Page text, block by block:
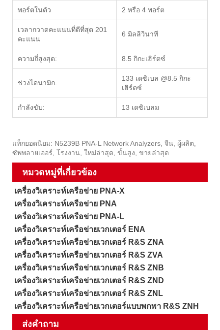
พอร์ตในตัว 2 หรือ 4 พอร์ต
เวลากวาดคะแนนที่ดีที่สุด 201
คะแนน
6 มิลลิวินาที
ความถี่สูงสุด: 8.5 กิกะเฮิร์ตซ์
ช่วงไดนามิก:
133 เดซิเบล @8.5 กิกะ
เฮิร์ตซ์
กำลังขับ: 13 เดซิเบลม
แท็กยอดนิยม: N5239B PNA-L Network Analyzers, จีน, ผู้ผลิต,
ซัพพลายเออร์, โรงงาน, ใหม่ล่าสุด, ขั้นสูง, ขายล่าสุด
หมวดหมู่ที่เกี่ยวข้อง
เครื่องวิเคราะห์เครือข่าย PNA-X
เครื่องวิเคราะห์เครือข่าย PNA
เครื่องวิเคราะห์เครือข่าย PNA-L
เครื่องวิเคราะห์เครือข่ายเวกเตอร์ ENA
เครื่องวิเคราะห์เครือข่ายเวกเตอร์ R&S ZNA
เครื่องวิเคราะห์เครือข่ายเวกเตอร์ R&S ZVA
เครื่องวิเคราะห์เครือข่ายเวกเตอร์ R&S ZNB
เครื่องวิเคราะห์เครือข่ายเวกเตอร์ R&S ZND
เครื่องวิเคราะห์เครือข่ายเวกเตอร์ R&S ZNL
เครื่องวิเคราะห์เครือข่ายเวกเตอร์แบบพกพา R&S ZNH
ส่งคำถาม